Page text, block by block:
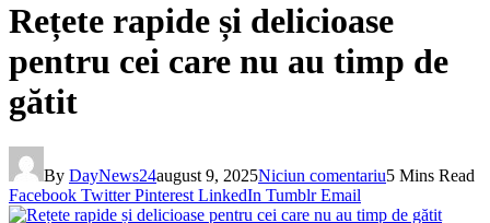
Rețete rapide și delicioase
pentru cei care nu au timp de
gătit
By DayNews24august 9, 2025Niciun comentariu5 Mins Read
Facebook Twitter Pinterest LinkedIn Tumblr Email